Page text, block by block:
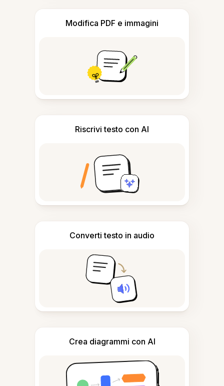
Modifica PDF e immagini
Riscrivi testo con AI
Converti testo in audio
Crea diagrammi con AI